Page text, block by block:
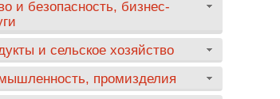
и безопасность, бизнес-
и сельское хозяйство
промизделия